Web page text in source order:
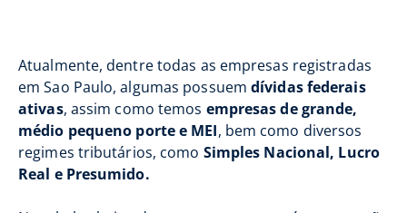
Atualmente, dentre todas as empresas registradas
em Sao Paulo, algumas possuemdívidas federais
ativas, assim como temos empresas de grande,
médio pequeno porte e MEI, bem como diversos
regimes tributários, como Simples Nacional, Lucro
Real e Presumido.